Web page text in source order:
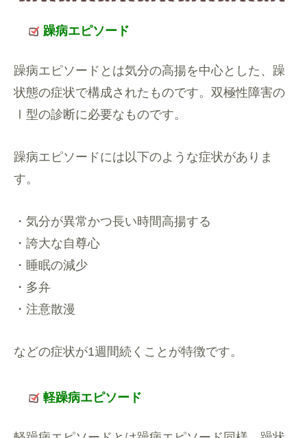
躁病エピソード
躁病エピソードとは気分の高揚を中心とした、躁
状態の症状で構成されたものです。双極性障害の
Ⅰ型の診断に必要なものです。
躁病エピソードには以下のような症状がありま
す。
・気分が異常かつ長い時間高揚する
・誇大な自尊心
・睡眠の減少
・多弁
・注意散漫
などの症状が1週間続くことが特徴です。
軽躁病エピソード